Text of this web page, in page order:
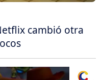
cambió otra